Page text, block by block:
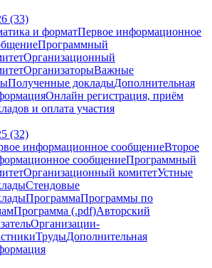
(33)
и форматПервое информационное
Программный
Организационный
ОрганизаторыВажные
Полученные докладыДополнительная
Онлайн регистрация, приём
и оплата участия
(32)
информационное сообщениеВторое
сообщениеПрограммный
Организационный комитетУстные
Стендовые
ПрограммаПрограммы по
Программа (.pdf)Авторский
Организации-
ТрудыДополнительная